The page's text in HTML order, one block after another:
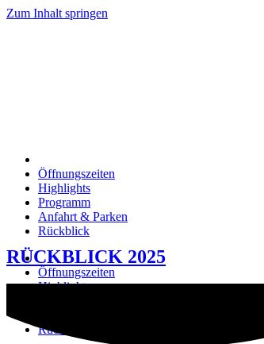
Zum Inhalt springen
Öffnungszeiten
Highlights
Programm
Anfahrt & Parken
Rückblick
Öffnungszeiten
Highlights
Rückblick
RÜCKBLICK 2025